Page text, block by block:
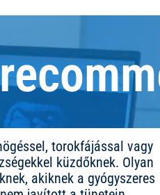
torokfájással vagy
küzdőknek. Olyan
akiknek a gyógyszeres